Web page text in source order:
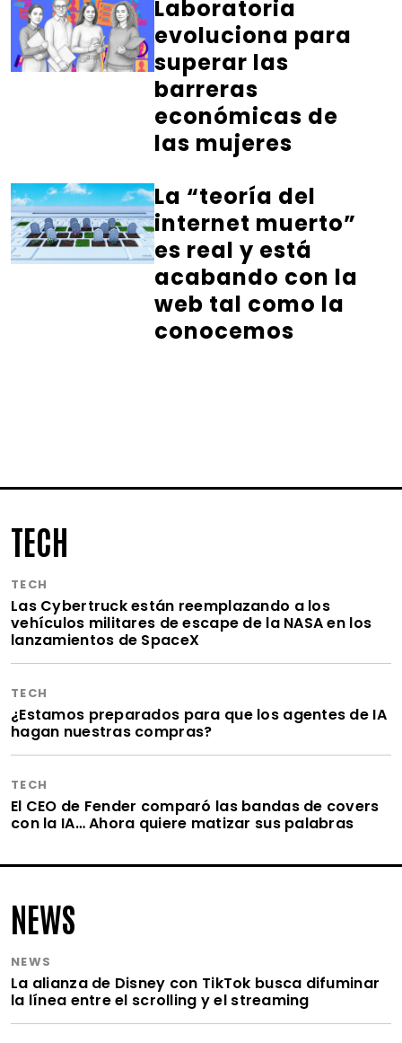
Laboratoria
evoluciona para
superar las
barreras
económicas de
las mujeres
La “teoría del
internet muerto”
es real y está
acabando con la
web tal como la
conocemos
TECH
TECH
Las Cybertruck están reemplazando a los
vehículos militares de escape de la NASA en los
lanzamientos de SpaceX
TECH
¿Estamos preparados para que los agentes de IA
hagan nuestras compras?
TECH
El CEO de Fender comparó las bandas de covers
con la IA… Ahora quiere matizar sus palabras
NEWS
NEWS
La alianza de Disney con TikTok busca difuminar
la línea entre el scrolling y el streaming